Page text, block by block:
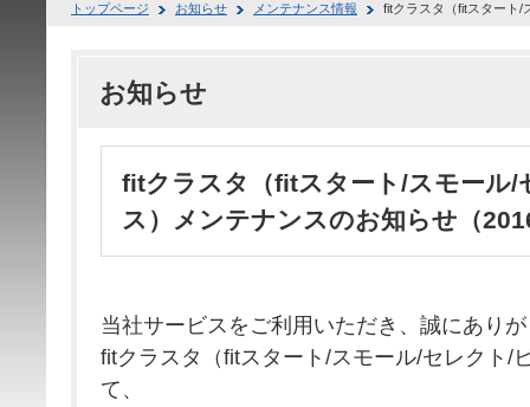
トップページ お知らせ メンテナンス情報 fitクラスタ（fitスタート/
お知らせ
fitクラスタ（fitスタート/スモール/
ス）メンテナンスのお知らせ（
当社サービスをご利用いただき、誠にあり
fitクラスタ（fitスタート/スモール/セレクト/
て、